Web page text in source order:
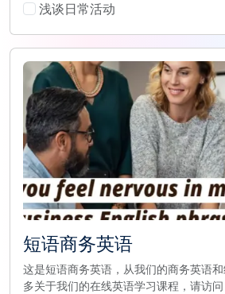
浅谈日常活动
短语商务英语
这是短语商务英语，从我们的商务英语
多关于我们的在线英语学习课程，请访